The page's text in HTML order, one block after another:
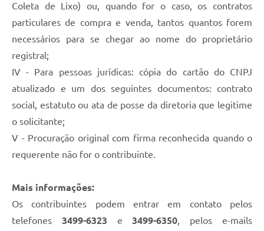
Coleta de Lixo) ou, quando for o caso, os contratos
particulares de compra e venda, tantos quantos forem
necessários para se chegar ao nome do proprietário
registral;
IV - Para pessoas jurídicas: cópia do cartão do CNPJ
atualizado e um dos seguintes documentos: contrato
social, estatuto ou ata de posse da diretoria que legitime
o solicitante;
V - Procuração original com firma reconhecida quando o
requerente não for o contribuinte.
Mais informações:
Os contribuintes podem entrar em contato pelos
telefones 3499-6323 e3499-6350, pelos e-mails